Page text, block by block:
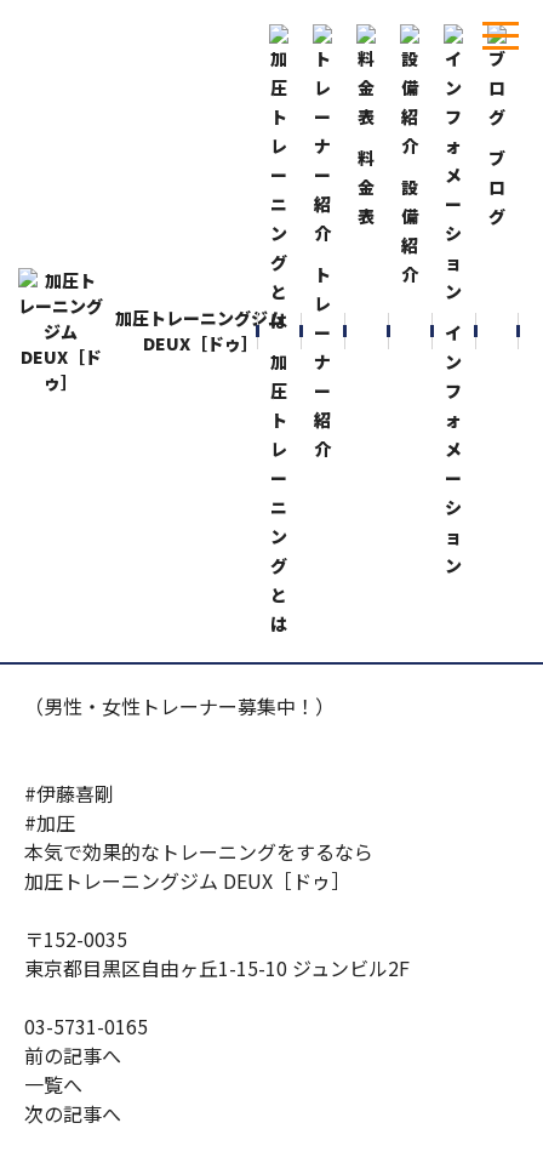
加圧トレーニングジム
DEUX［ドゥ］
加
圧
ト
レ
ー
ニ
ン
グ
と
は
ト
レ
ー
ナ
ー
紹
介
料
金
表
設
備
紹
介
イ
ン
フ
ォ
メ
ー
シ
ョ
ン
ブ
ロ
グ
ジャンクフード
2021-1-4
お節料理も飽きて来たので、久しぶりに
ジャンクフー
ド”！
ちょっと気を抜いた食事だったので、明日から気を引き
加圧トレーニングジムＤＥＵＸ
（男性・女性トレーナー募集中！）
#伊藤喜剛
#加圧
本気で効果的なトレーニングをするなら
加圧トレーニングジム DEUX［ドゥ］
〒152-0035
東京都目黒区自由ヶ丘1-15-10 ジュンビル2F
03-5731-0165
前の記事へ
一覧へ
次の記事へ